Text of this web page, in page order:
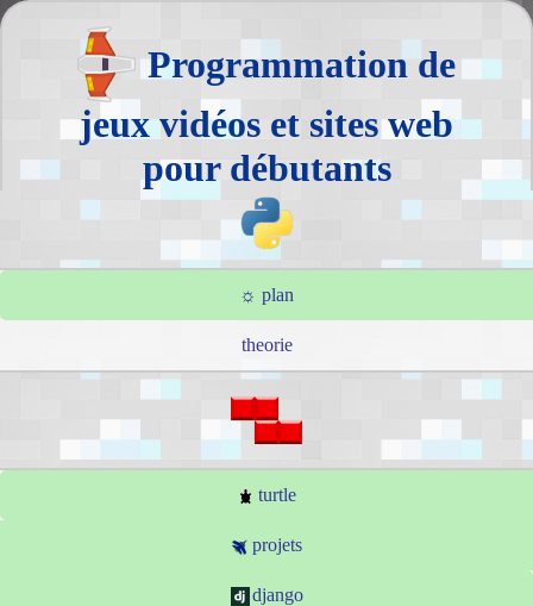
Programmation de
jeux vidéos et sites web
pour débutants
☼ plan
theorie
turtle
projets
django